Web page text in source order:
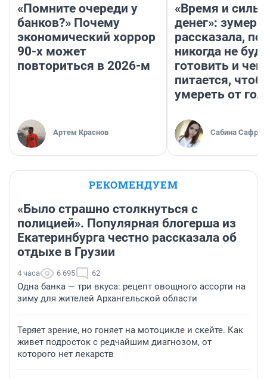
«Помните очереди у
банков?» Почему
экономический хоррор
90-х может
повториться в 2026-м
Артем Краснов
«Время и
денег»:
рассказала,
никогда не
готовить и чем
питается,
умереть от
Сабина
РЕКОМЕНДУЕМ
«Было страшно столкнуться с
полицией». Популярная блогерша из
Екатеринбурга честно рассказала об
отдыхе в Грузии
4 часа 6 695 62
Одна банка — три вкуса: рецепт овощного ассорти на
зиму для жителей Архангельской области
Теряет зрение, но гоняет на мотоцикле и скейте. Как
живет подросток с редчайшим диагнозом, от
которого нет лекарств